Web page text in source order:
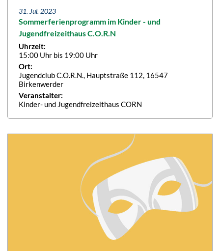
31. Jul. 2023
Sommerferienprogramm im Kinder - und
Jugendfreizeithaus C.O.R.N
Uhrzeit:
15:00 Uhr bis 19:00 Uhr
Ort:
Jugendclub C.O.R.N., Hauptstraße 112, 16547
Birkenwerder
Veranstalter:
Kinder- und Jugendfreizeithaus CORN